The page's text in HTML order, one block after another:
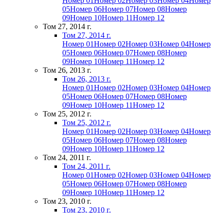
05Номер 06Номер 07Номер 08Номер
09Номер 10Номер 11Номер 12
Том 27, 2014 г.
Том 27, 2014 г.
Номер 01Номер 02Номер 03Номер 04Номер
05Номер 06Номер 07Номер 08Номер
09Номер 10Номер 11Номер 12
Том 26, 2013 г.
Том 26, 2013 г.
Номер 01Номер 02Номер 03Номер 04Номер
05Номер 06Номер 07Номер 08Номер
09Номер 10Номер 11Номер 12
Том 25, 2012 г.
Том 25, 2012 г.
Номер 01Номер 02Номер 03Номер 04Номер
05Номер 06Номер 07Номер 08Номер
09Номер 10Номер 11Номер 12
Том 24, 2011 г.
Том 24, 2011 г.
Номер 01Номер 02Номер 03Номер 04Номер
05Номер 06Номер 07Номер 08Номер
09Номер 10Номер 11Номер 12
Том 23, 2010 г.
Том 23, 2010 г.